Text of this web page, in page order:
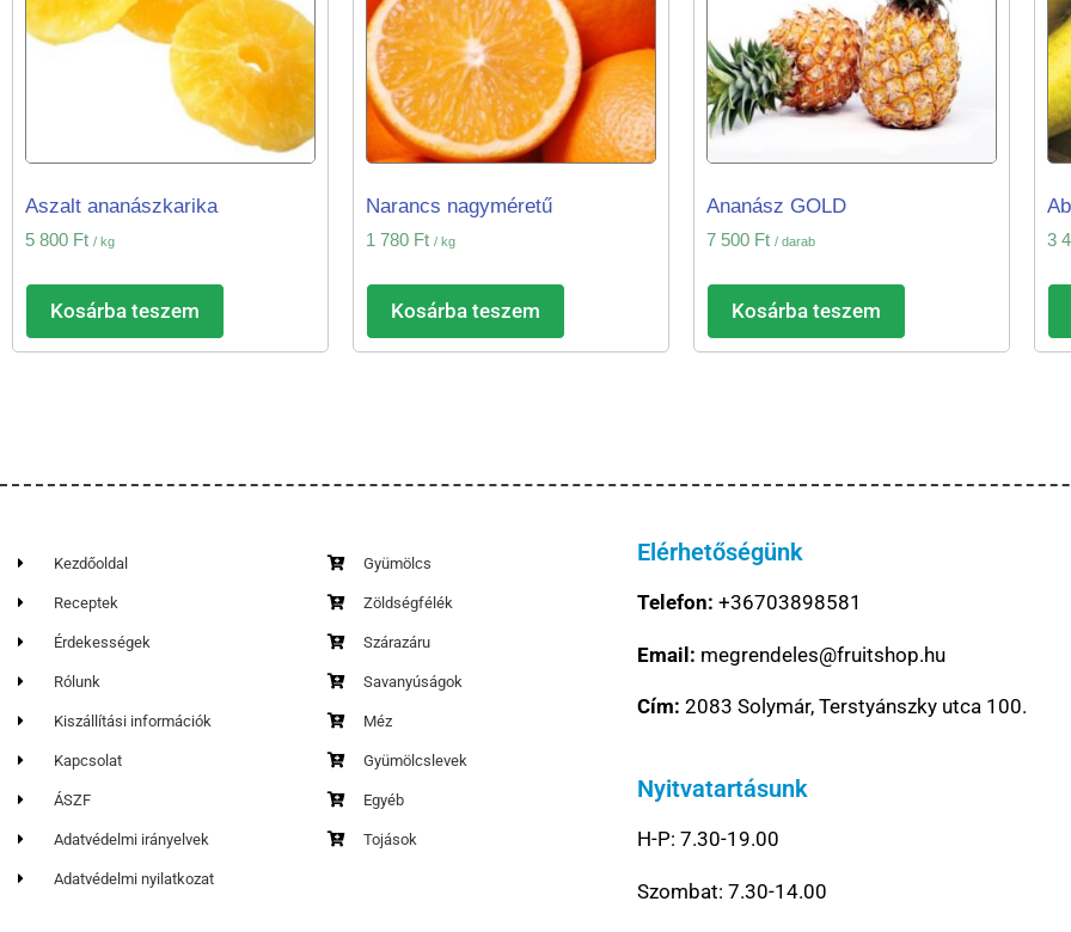
Aszalt ananászkarika
5 800 Ft / kg
Kosárba teszem
Narancs nagyméretű
1 780 Ft / kg
Kosárba teszem
Ananász GOLD
7 500 Ft / darab
Kosárba teszem
3
Kezdőoldal
Receptek
Érdekességek
Rólunk
Kiszállítási információk
Kapcsolat
ÁSZF
Adatvédelmi irányelvek
Adatvédelmi nyilatkozat
Gyümölcs
Zöldségfélék
Szárazáru
Savanyúságok
Méz
Gyümölcslevek
Egyéb
Tojások
Elérhetőségünk
Telefon: +36703898581
Email: megrendeles@fruitshop.hu
Cím: 2083 Solymár, Terstyánszky utca 100.
Nyitvatartásunk
H-P: 7.30-19.00
Szombat: 7.30-14.00